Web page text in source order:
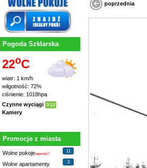
Pogoda Szklarska
22oC
wiatr: 1 km/h
wilgotność: 72%
ciśnienie: 1018hpa
Czynne wyciągi 0/18
Kamery
Promocje z miasta
Wolne pokojenowość!
11
Wolne apartamenty 3
poprzednia